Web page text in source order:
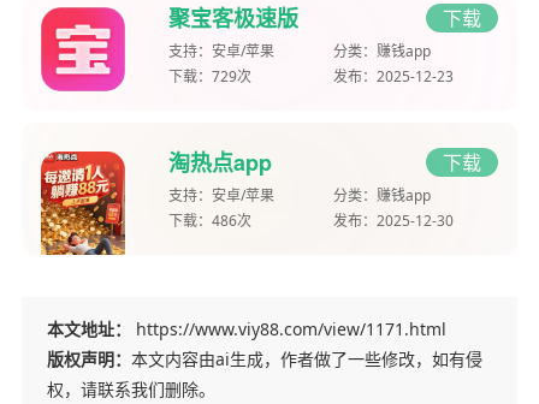
聚宝客极速版 下载
支持： 安卓/苹果 分类： 赚钱app
下载： 729次 发布： 2025-12-23
淘热点app 下载
支持： 安卓/苹果 分类： 赚钱app
下载： 486次 发布： 2025-12-30
本文地址：
https://www.viy88.com/view/1171.html
版权声明： 本文内容由ai生成，作者做了一些修改，如有侵
权，请联系我们删除。